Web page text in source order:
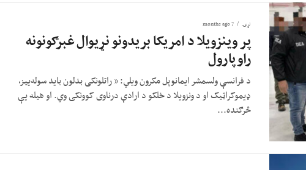
نړۍ 7 months ago
پر وینزویلا د امریکا بریدونو نړیوال غبرګونونه
راوپارول
د فرانسې ولسمشر ایمانوېل مکرون ویلي: « راتلونکی بدلون باید سوله‌ییز،
ډیموکراټیک او د ونزویلا د خلکو د ارادې درناوی کوونکی وي. او هیله یې
څرګنده...